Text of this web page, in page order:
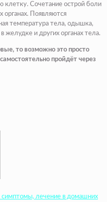
клетку. Сочетание острой боли
органах. Появляются
температура тела, одышка,
желудке и других органах тела.
то возможно это просто
пройдёт через
лечение в домашних